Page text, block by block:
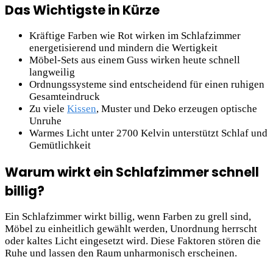
Das Wichtigste in Kürze
Kräftige Farben wie Rot wirken im Schlafzimmer
energetisierend und mindern die Wertigkeit
Möbel-Sets aus einem Guss wirken heute schnell
langweilig
Ordnungssysteme sind entscheidend für einen ruhigen
Gesamteindruck
Zu viele Kissen, Muster und Deko erzeugen optische
Unruhe
Warmes Licht unter 2700 Kelvin unterstützt Schlaf und
Gemütlichkeit
Warum wirkt ein Schlafzimmer schnell
billig?
Ein Schlafzimmer wirkt billig, wenn Farben zu grell sind,
Möbel zu einheitlich gewählt werden, Unordnung herrscht
oder kaltes Licht eingesetzt wird. Diese Faktoren stören die
Ruhe und lassen den Raum unharmonisch erscheinen.